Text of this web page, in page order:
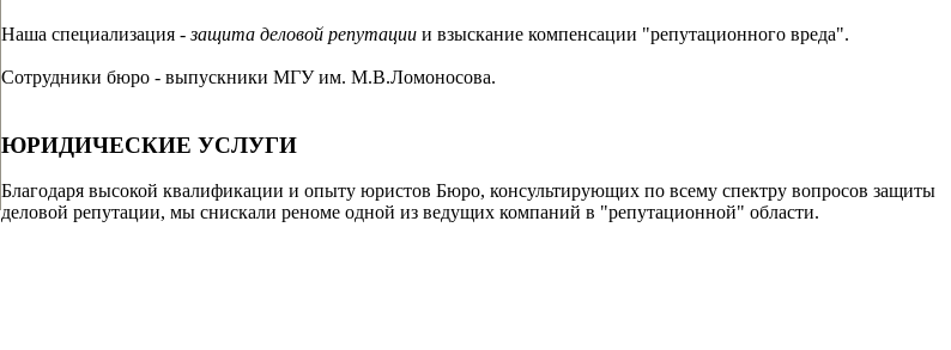
Наша специализация -защита деловой репутации и взыскание компенсации "репутационного вреда".
Сотрудники бюро - выпускники МГУ им. М.В.Ломоносова.
ЮРИДИЧЕСКИЕ УСЛУГИ
Благодаря высокой квалификации и опыту юристов Бюро, консультирующих по всему спектру вопросов защиты
деловой репутации, мы снискали реноме одной из ведущих компаний в "репутационной" области.